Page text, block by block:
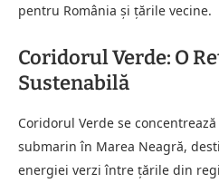
pentru România și țările vecine.
Coridorul Verde: O
Sustenabilă
Coridorul Verde se
submarin în Marea Neagră,
energiei verzi între țările din